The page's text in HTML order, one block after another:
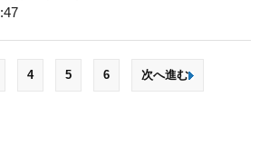
4 5 6 次へ進む